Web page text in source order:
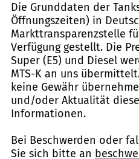
Die Grunddaten der
Öffnungszeiten) in
Markttransparenzstelle
Verfügung gestellt. Die
Super (E5) und Diesel
MTS-K an uns
keine Gewähr
und/oder Aktualität
Informationen.
Bei Beschwerden oder
Sie sich bitte an